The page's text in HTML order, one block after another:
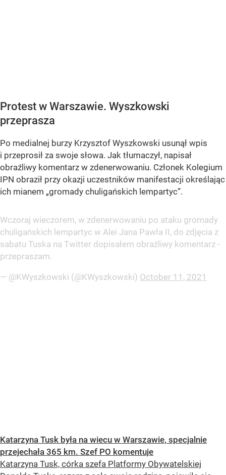
Protest w Warszawie. Wyszkowski
przeprasza
Po medialnej burzy Krzysztof Wyszkowski usunął wpis
i przeprosił za swoje słowa. Jak tłumaczył, napisał
obraźliwy komentarz w zdenerwowaniu. Członek Kolegium
IPN obraził przy okazji uczestników manifestacji określając
ich mianem „gromady chuligańskich lempartyc”.
Wczoraj wieczorem, w zdenerwowaniu po ataku gromady
chuligańskich lempartyc w Alei Jana Pawła II, do zdjęcia z
sabatu Tuska na Twitter dopisałem obraźliwy komentarz -
przepraszam.
— @KWyszkowski (@KWyszkowski) October 11, 2021
Katarzyna Tusk była na wiecu w Warszawie, specjalnie
przejechała 365 km. Szef PO komentuje
Katarzyna Tusk, córka szefa Platformy Obywatelskiej